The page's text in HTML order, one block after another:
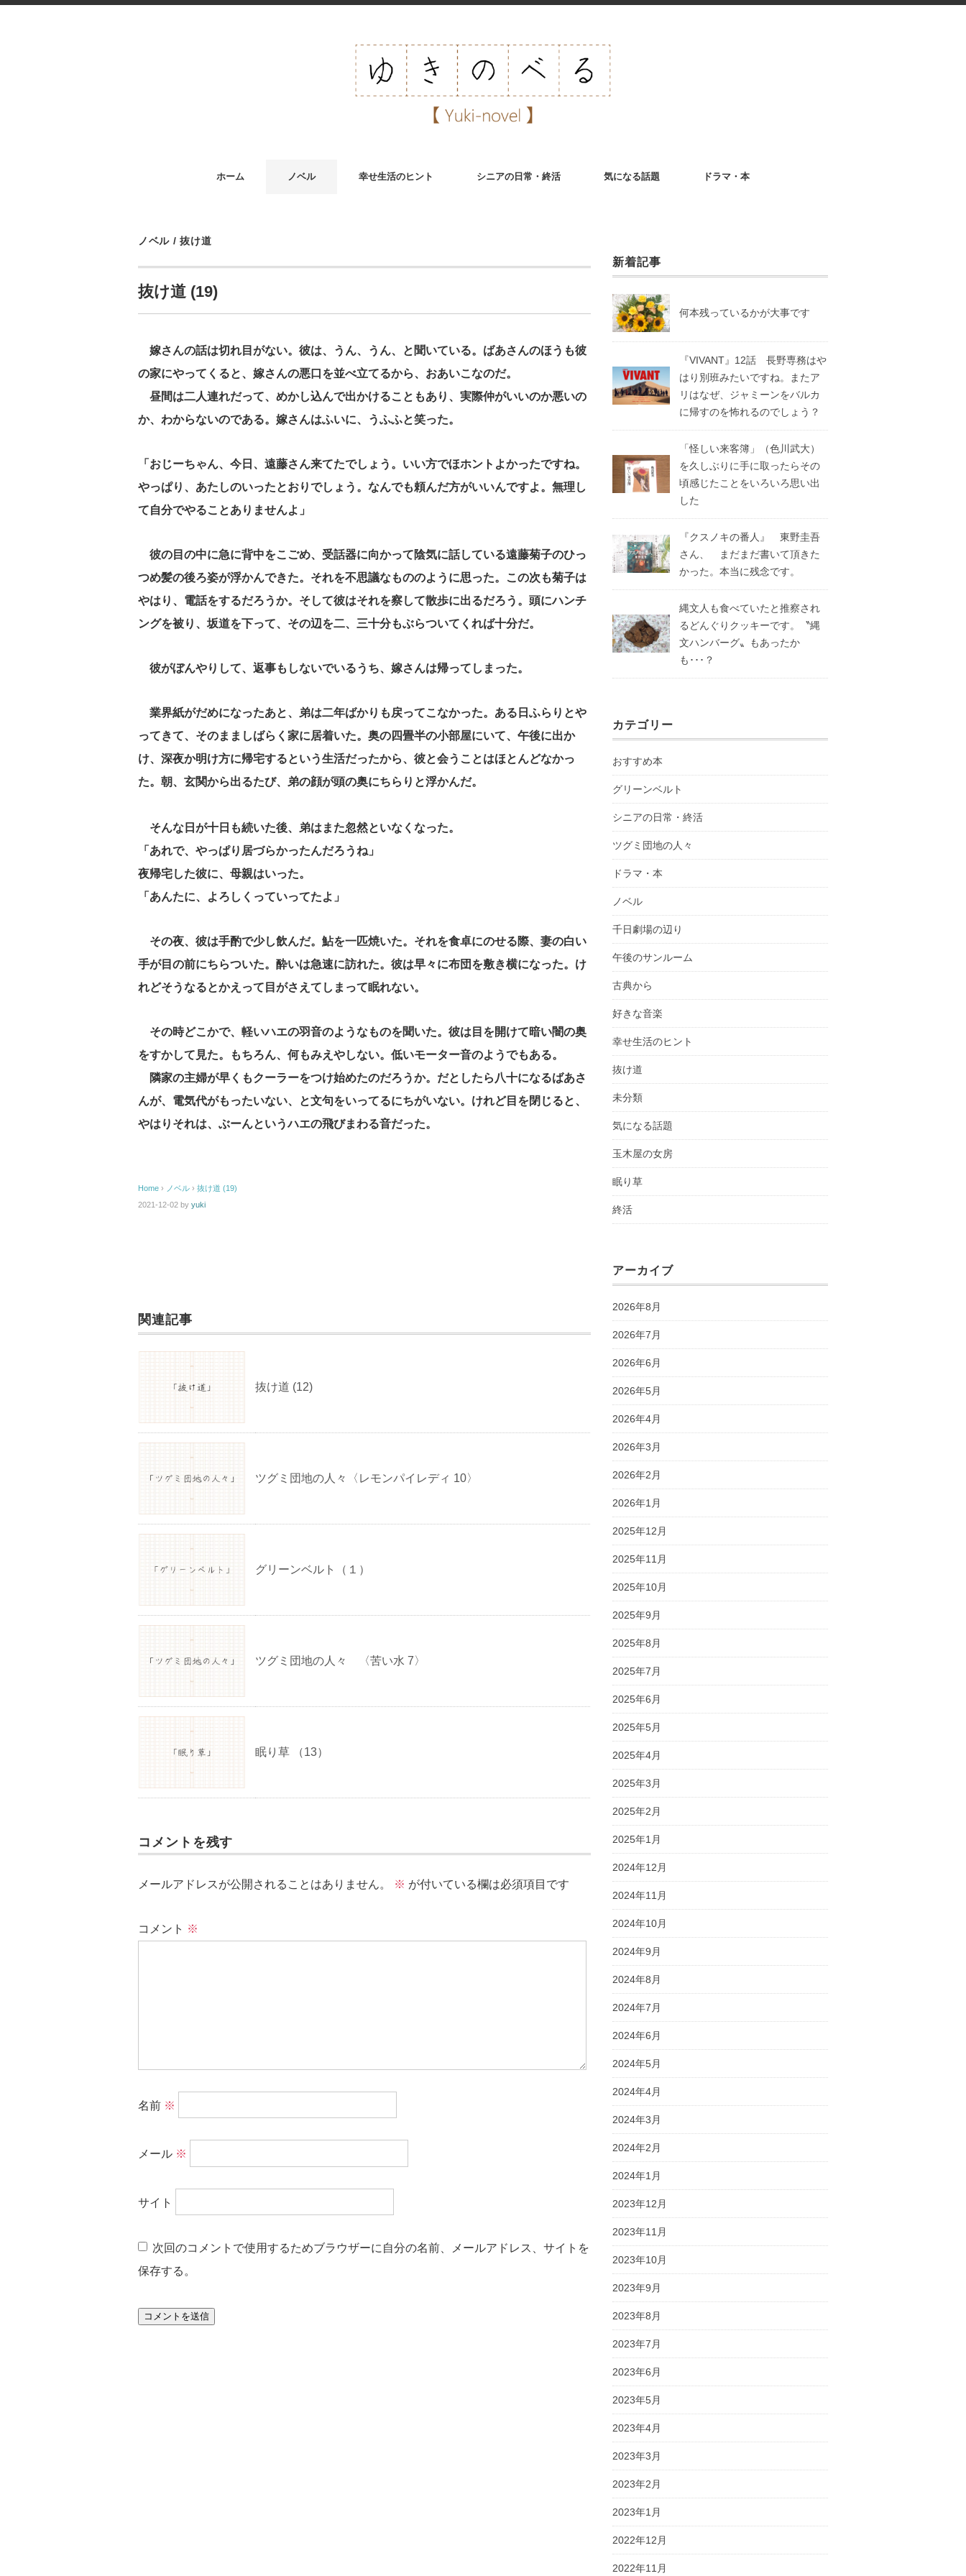
ホーム ノベル 幸せ生活のヒント シニアの日常・終活 気になる話題 ドラマ・本
ノベル /抜け道
抜け道 (19)
嫁さんの話は切れ目がない。彼は、うん、うん、と聞いている。ばあさんのほうも彼
の家にやってくると、嫁さんの悪口を並べ立てるから、おあいこなのだ。
昼間は二人連れだって、めかし込んで出かけることもあり、実際仲がいいのか悪いの
か、わからないのである。嫁さんはふいに、うふふと笑った。
「おじーちゃん、今日、遠藤さん来てたでしょう。いい方でほホントよかったですね。
やっぱり、あたしのいったとおりでしょう。なんでも頼んだ方がいいんですよ。無理し
て自分でやることありませんよ」
彼の目の中に急に背中をこごめ、受話器に向かって陰気に話している遠藤菊子のひっ
つめ髪の後ろ姿が浮かんできた。それを不思議なもののように思った。この次も菊子は
やはり、電話をするだろうか。そして彼はそれを察して散歩に出るだろう。頭にハンチ
ングを被り、坂道を下って、その辺を二、三十分もぶらついてくれば十分だ。
彼がぼんやりして、返事もしないでいるうち、嫁さんは帰ってしまった。
業界紙がだめになったあと、弟は二年ばかりも戻ってこなかった。ある日ふらりとや
ってきて、そのまましばらく家に居着いた。奥の四畳半の小部屋にいて、午後に出か
け、深夜か明け方に帰宅するという生活だったから、彼と会うことはほとんどなかっ
た。朝、玄関から出るたび、弟の顔が頭の奥にちらりと浮かんだ。
そんな日が十日も続いた後、弟はまた忽然といなくなった。
「あれで、やっぱり居づらかったんだろうね」
夜帰宅した彼に、母親はいった。
「あんたに、よろしくっていってたよ」
その夜、彼は手酌で少し飲んだ。鮎を一匹焼いた。それを食卓にのせる際、妻の白い
手が目の前にちらついた。酔いは急速に訪れた。彼は早々に布団を敷き横になった。け
れどそうなるとかえって目がさえてしまって眠れない。
その時どこかで、軽いハエの羽音のようなものを聞いた。彼は目を開けて暗い闇の奥
をすかして見た。もちろん、何もみえやしない。低いモーター音のようでもある。
隣家の主婦が早くもクーラーをつけ始めたのだろうか。だとしたら八十になるばあさ
んが、電気代がもったいない、と文句をいってるにちがいない。けれど目を閉じると、
やはりそれは、ぶーんというハエの飛びまわる音だった。
Home › ノベル › 抜け道 (19)
2021-12-02 by yuki
関連記事
抜け道 (12)
ツグミ団地の人々〈レモンパイレディ 10〉
グリーンベルト（１）
ツグミ団地の人々 〈苦い水 7〉
眠り草 （13）
コメントを残す
メールアドレスが公開されることはありません。 ※ が付いている欄は必須項目です
コメント ※
名前 ※
メール ※
サイト
次回のコメントで使用するためブラウザーに自分の名前、メールアドレス、サイトを
保存する。
新着記事
何本残っているかが大事です
『VIVANT』12話 長野専務はや
はり別班みたいですね。またア
リはなぜ、ジャミーンをバルカ
に帰すのを怖れるのでしょう？
「怪しい来客簿」（色川武大）
を久しぶりに手に取ったらその
頃感じたことをいろいろ思い出
した
『クスノキの番人』 東野圭吾
さん、 まだまだ書いて頂きた
かった。本当に残念です。
縄文人も食べていたと推察され
るどんぐりクッキーです。〝縄
文ハンバーグ〟もあったか
も･･･？
カテゴリー
おすすめ本
グリーンベルト
シニアの日常・終活
ツグミ団地の人々
ドラマ・本
ノベル
千日劇場の辺り
午後のサンルーム
古典から
好きな音楽
幸せ生活のヒント
抜け道
未分類
気になる話題
玉木屋の女房
眠り草
終活
アーカイブ
2026年8月
2026年7月
2026年6月
2026年5月
2026年4月
2026年3月
2026年2月
2026年1月
2025年12月
2025年11月
2025年10月
2025年9月
2025年8月
2025年7月
2025年6月
2025年5月
2025年4月
2025年3月
2025年2月
2025年1月
2024年12月
2024年11月
2024年10月
2024年9月
2024年8月
2024年7月
2024年6月
2024年5月
2024年4月
2024年3月
2024年2月
2024年1月
2023年12月
2023年11月
2023年10月
2023年9月
2023年8月
2023年7月
2023年6月
2023年5月
2023年4月
2023年3月
2023年2月
2023年1月
2022年12月
2022年11月